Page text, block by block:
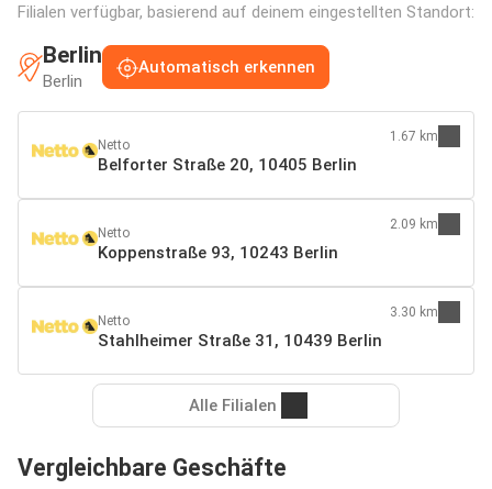
Filialen verfügbar, basierend auf deinem eingestellten Standort:
Berlin
Berlin
Automatisch erkennen
Netto
Belforter Straße 20, 10405 Berlin
1.67 km
Netto
Koppenstraße 93, 10243 Berlin
2.09 km
Netto
Stahlheimer Straße 31, 10439 Berlin
3.30 km
Alle Filialen
Vergleichbare Geschäfte